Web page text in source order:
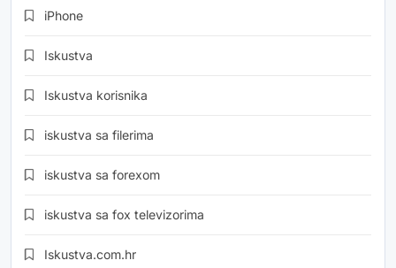
iPhone
Iskustva
Iskustva korisnika
iskustva sa filerima
iskustva sa forexom
iskustva sa fox televizorima
Iskustva.com.hr